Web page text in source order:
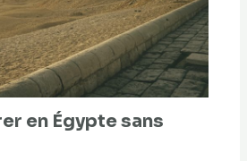
en Égypte sans